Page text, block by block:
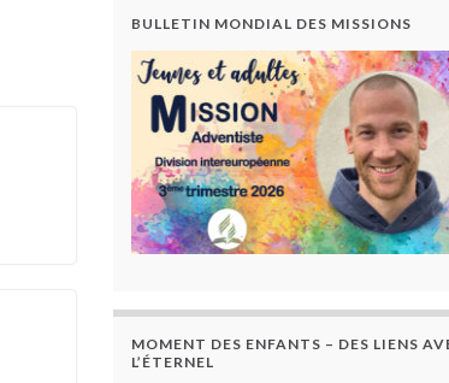
BULLETIN MONDIAL DES MISSIONS
MOMENT DES ENFANTS – DES LIENS
L’ÉTERNEL